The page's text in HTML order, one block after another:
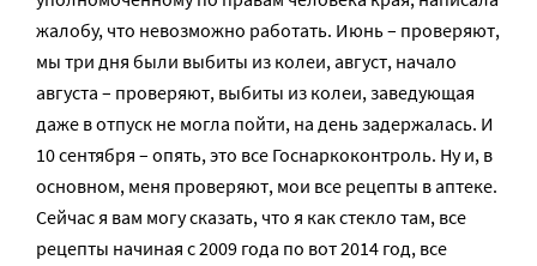
жалобу, что невозможно работать. Июнь – проверяют,
мы три дня были выбиты из колеи, август, начало
августа – проверяют, выбиты из колеи, заведующая
даже в отпуск не могла пойти, на день задержалась. И
10 сентября – опять, это все Госнаркоконтроль. Ну и, в
основном, меня проверяют, мои все рецепты в аптеке.
Сейчас я вам могу сказать, что я как стекло там, все
рецепты начиная с 2009 года по вот 2014 год, все